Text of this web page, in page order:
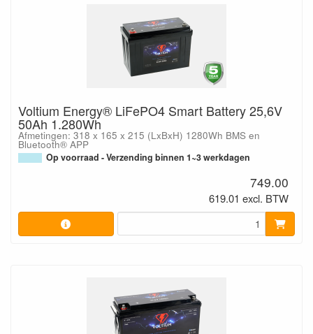
Voltium Energy® LiFePO4 Smart Battery 25,6V
50Ah 1.280Wh
Afmetingen: 318 x 165 x 215 (LxBxH) 1280Wh BMS en
Bluetooth® APP
Op voorraad - Verzending binnen 1~3 werkdagen
749.00
619.01 excl. BTW